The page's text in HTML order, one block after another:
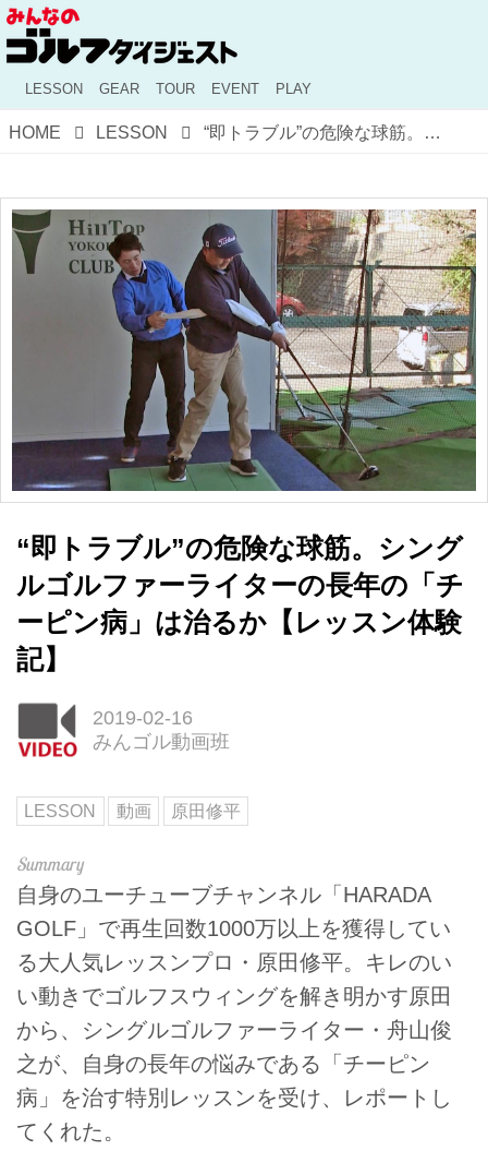
LESSON GEAR TOUR EVENT PLAY
HOME LESSON “即トラブル”の危険な球筋。シングルゴルファーライターの長年の「チーピン病」は治るか【レッスン体験記】
“即トラブル”の危険な球筋。シング
ルゴルファーライターの長年の「チ
ーピン病」は治るか【レッスン体験
記】
2019-02-16
みんゴル動画班
LESSON 動画 原田修平
自身のユーチューブチャンネル「HARADA
GOLF」で再生回数1000万以上を獲得してい
る大人気レッスンプロ・原田修平。キレのい
い動きでゴルフスウィングを解き明かす原田
から、シングルゴルファーライター・舟山俊
之が、自身の長年の悩みである「チーピン
病」を治す特別レッスンを受け、レポートし
てくれた。